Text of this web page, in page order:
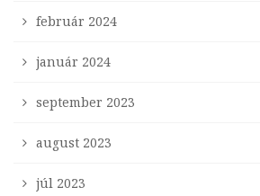
február 2024
január 2024
september 2023
august 2023
júl 2023